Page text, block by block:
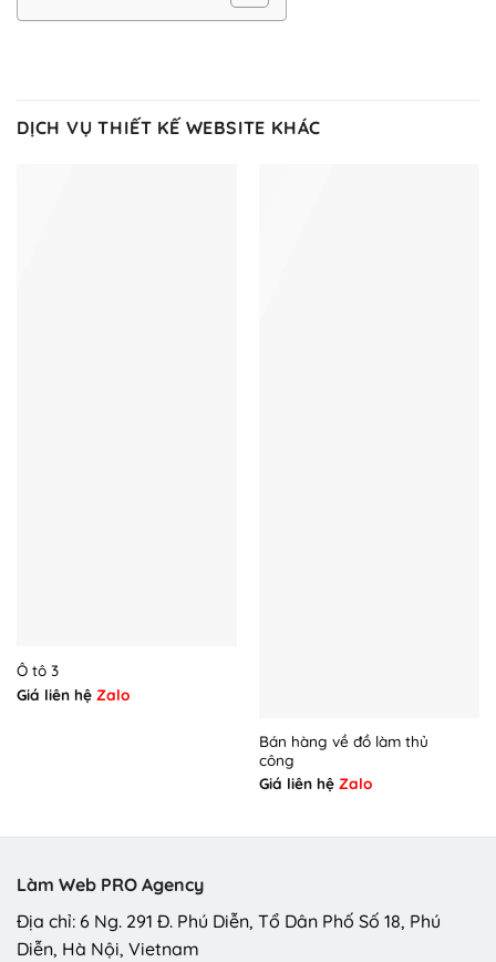
DỊCH VỤ THIẾT KẾ WEBSITE KHÁC
Ô tô 3
Giá liên hệ Zalo
Bán hàng về đồ làm thủ
công
Giá liên hệ Zalo
Làm Web PRO Agency
Địa chỉ: 6 Ng. 291 Đ. Phú Diễn, Tổ Dân Phố Số 18, Phú
Diễn, Hà Nội, Vietnam